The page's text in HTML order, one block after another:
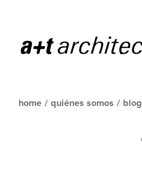
home / quiénes somos / blog